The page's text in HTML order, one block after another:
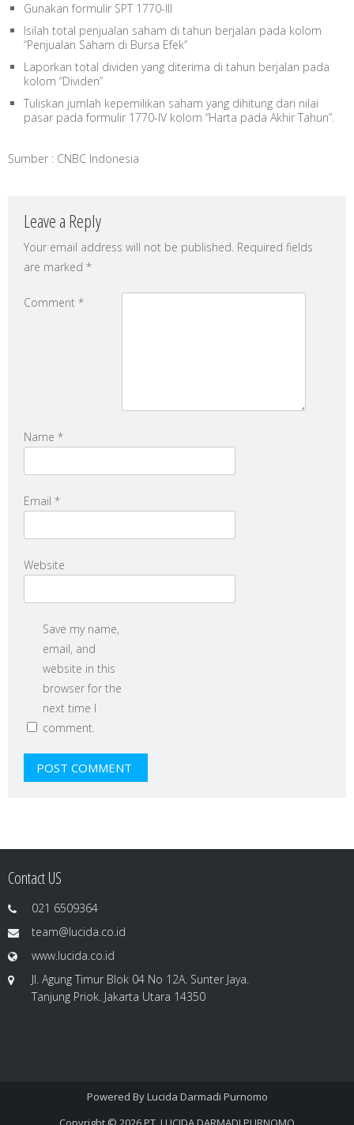
Gunakan formulir SPT 1770-III
Isilah total penjualan saham di tahun berjalan pada kolom
“Penjualan Saham di Bursa Efek”
Laporkan total dividen yang diterima di tahun berjalan pada
kolom “Dividen”
Tuliskan jumlah kepemilikan saham yang dihitung dari nilai
pasar pada formulir 1770-IV kolom “Harta pada Akhir Tahun”.
Sumber : CNBC Indonesia
Leave a Reply
Your email address will not be published. Required fields
are marked *
Comment *
Name *
Email *
Website
Save my name,
email, and
website in this
browser for the
next time I
comment.
Contact US
021 6509364
team@lucida.co.id
www.lucida.co.id
Jl. Agung Timur Blok 04 No 12A. Sunter Jaya.
Tanjung Priok. Jakarta Utara 14350
Powered ByLucida Darmadi Purnomo